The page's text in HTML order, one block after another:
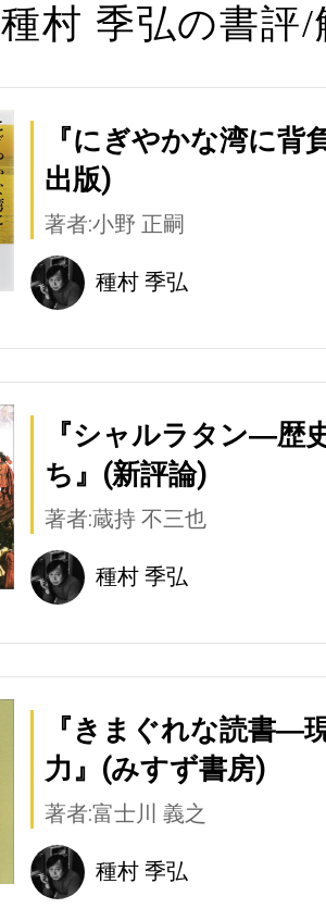
種村 季弘の書評
『にぎやかな湾に背
出版)
著者:小野 正嗣
種村 季弘
『シャルラタン―歴
ち』(新評論)
著者:蔵持 不三也
種村 季弘
『きまぐれな読書―
力』(みすず書房)
著者:富士川 義之
種村 季弘